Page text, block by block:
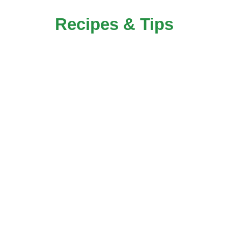
Recipes & Tips